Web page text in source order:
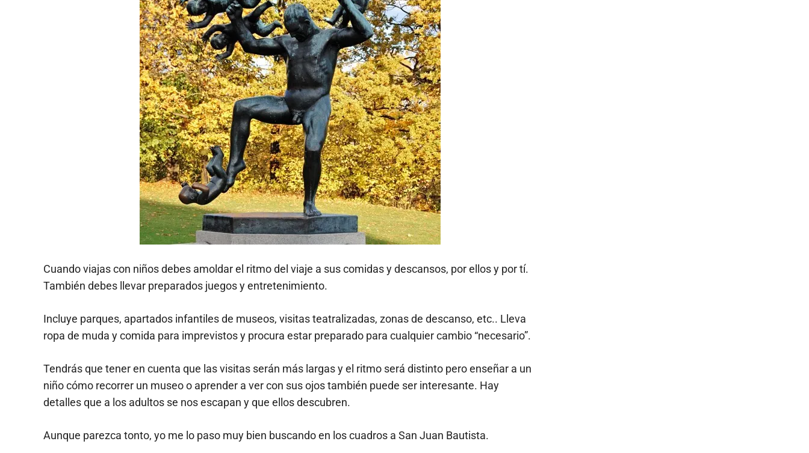
Cuando viajas con niños debes amoldar el ritmo del viaje a sus comidas y descansos, por ellos y por tí.
También debes llevar preparados juegos y entretenimiento.
Incluye parques, apartados infantiles de museos, visitas teatralizadas, zonas de descanso, etc.. Lleva
ropa de muda y comida para imprevistos y procura estar preparado para cualquier cambio “necesario”.
Tendrás que tener en cuenta que las visitas serán más largas y el ritmo será distinto pero enseñar a un
niño cómo recorrer un museo o aprender a ver con sus ojos también puede ser interesante. Hay
detalles que a los adultos se nos escapan y que ellos descubren.
Aunque parezca tonto, yo me lo paso muy bien buscando en los cuadros a San Juan Bautista.